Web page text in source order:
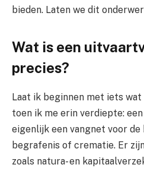
bieden. Laten we dit
Wat is een
precies?
Laat ik beginnen met iets
toen ik me erin verdiepte:
eigenlijk een vangnet voor de
begrafenis of crematie. Er
zoals natura- en